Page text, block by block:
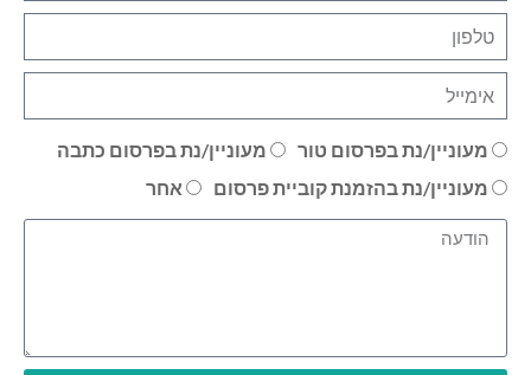
מעוניין/נת בפרסום טור
מעוניין/נת בפרסום כתבה
מעוניין/נת בהזמנת קוביית פרסום
אחר